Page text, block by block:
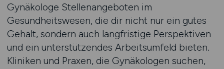
Gynäkologe Stellenangeboten im
Gesundheitswesen, die dir nicht nur ein gutes
Gehalt, sondern auch langfristige Perspektiven
und ein unterstützendes Arbeitsumfeld bieten.
Kliniken und Praxen, die Gynäkologen suchen,